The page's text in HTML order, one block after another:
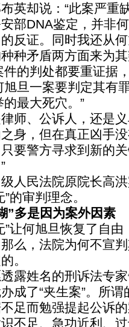
却说：“此案严重
部DNA鉴定，并非
反证。同时我还从
种矛盾两方面来为
件的判处都要重证据
旭旦一案要判定其有
的最大死穴。”
、公诉人，还是义
身，但在真正凶手
要警方寻求到新的
民法院原院长高洪
的审判理念。
是因为案外因素
何旭旦恢复了自由
么，法院为何不宣
。
姓名的刑诉法专家
成了“夹生案”。所谓
足而勉强提起公诉
不足、急功近利、